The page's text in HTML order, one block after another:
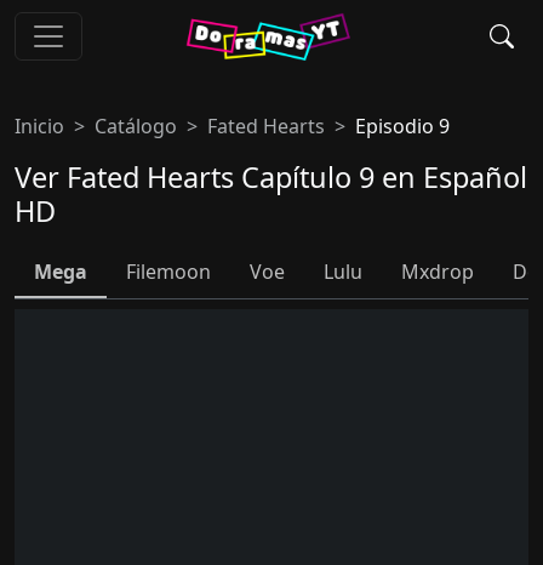
Inicio Catálogo Fated Hearts Episodio 9
Ver Fated Hearts Capítulo 9 en Español
HD
Mega Filemoon Voe Lulu Mxdrop